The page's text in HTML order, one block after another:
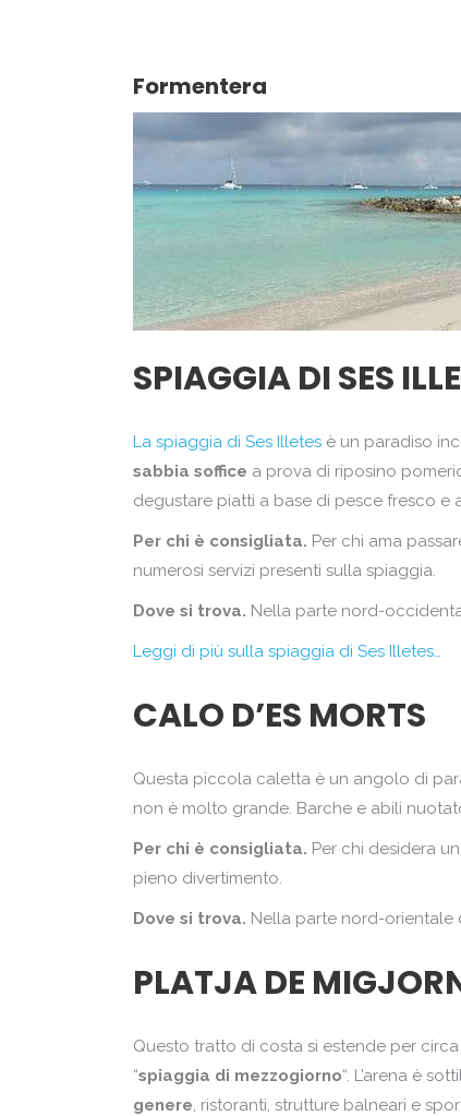
Formentera
SPIAGGIA DI SES
La spiaggia di Ses Illetes è un paradiso
sabbia soffice a prova di riposino
degustare piatti a base di pesce fresco
Per chi è consigliata. Per chi ama
numerosi servizi presenti sulla spiaggia.
Dove si trova. Nella parte nord-
Leggi di più sulla spiaggia di Ses Illetes…
CALO D’ES MORTS
Questa piccola caletta è un angolo di
non è molto grande. Barche e abili
Per chi è consigliata. Per chi desidera
pieno divertimento.
Dove si trova. Nella parte nord-orientale
PLATJA DE
Questo tratto di costa si estende per
“spiaggia di mezzogiorno“. L’arena è
genere, ristoranti, strutture balneari e